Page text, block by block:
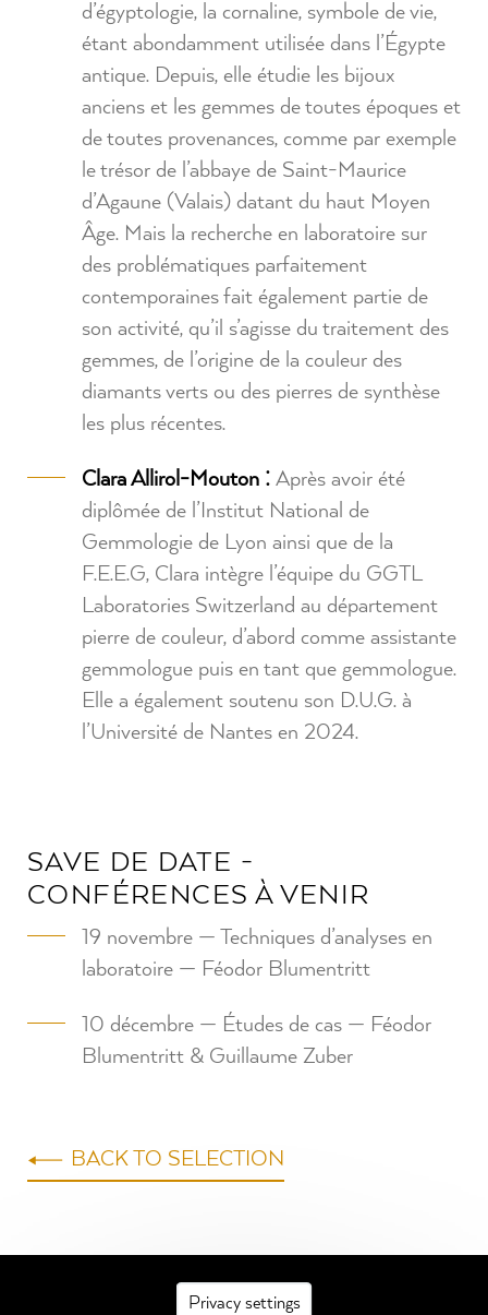
d’égyptologie, la cornaline, symbole de vie,
étant abondamment utilisée dans l’Égypte
antique. Depuis, elle étudie les bijoux
anciens et les gemmes de toutes époques et
de toutes provenances, comme par exemple
le trésor de l’abbaye de Saint-Maurice
d’Agaune (Valais) datant du haut Moyen
Âge. Mais la recherche en laboratoire sur
des problématiques parfaitement
contemporaines fait également partie de
son activité, qu’il s’agisse du traitement des
gemmes, de l’origine de la couleur des
diamants verts ou des pierres de synthèse
les plus récentes.
Clara Allirol-Mouton : Après avoir été
diplômée de l’Institut National de
Gemmologie de Lyon ainsi que de la
F.E.E.G, Clara intègre l’équipe du GGTL
Laboratories Switzerland au département
pierre de couleur, d’abord comme assistante
gemmologue puis en tant que gemmologue.
Elle a également soutenu son D.U.G. à
l’Université de Nantes en 2024.
SAVE DE DATE -
CONFÉRENCES À VENIR
19 novembre — Techniques d’analyses en
laboratoire — Féodor Blumentritt
10 décembre — Études de cas — Féodor
Blumentritt & Guillaume Zuber
BACK TO SELECTION
Privacy settings